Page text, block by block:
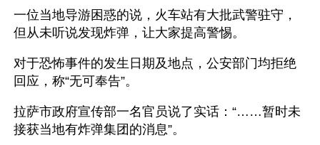
一位当地导游困惑的说，火车站有大批武警驻守，
但从未听说发现炸弹，让大家提高警惕。
对于恐怖事件的发生日期及地点，公安部门均拒绝
回应，称“无可奉告”。
拉萨市政府宣传部一名官员说了实话：“……暂时未
接获当地有炸弹集团的消息”。